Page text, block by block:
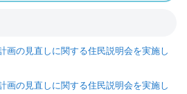
画の見直しに関する住民説明会を実施し
画の見直しに関する住民説明会を実施し